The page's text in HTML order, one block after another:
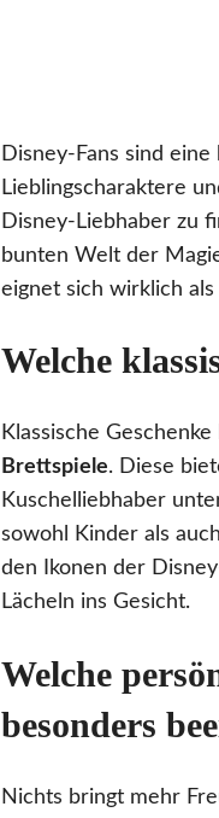
Disney-Fans sind
Lieblingscharaktere
Disney-Liebhaber zu
bunten Welt der
eignet sich wirklich
Welche
Klassische
Brettspiele. Diese
Kuschelliebhaber
sowohl Kinder als
den Ikonen der
Lächeln ins Gesicht.
Welche
besonders
Nichts bringt mehr